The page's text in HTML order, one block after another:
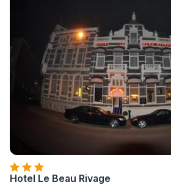
Hotel Le Beau Rivage